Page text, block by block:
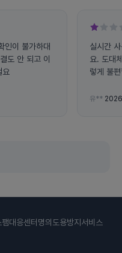
인이 불가하대
도 안 되고 이
요
실시간
요. 도대
렇게 불
유**
대응센터 명의도용방지서비스